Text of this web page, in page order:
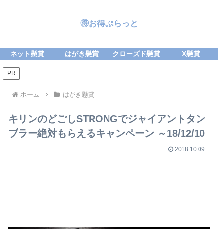
🉐お得ぷらっと
ネット懸賞 はがき懸賞 クローズド懸賞 X懸賞
PR
ホーム はがき懸賞
キリンのどごしSTRONGでジャイアントタン
ブラー絶対もらえるキャンペーン ～18/12/10
2018.10.09